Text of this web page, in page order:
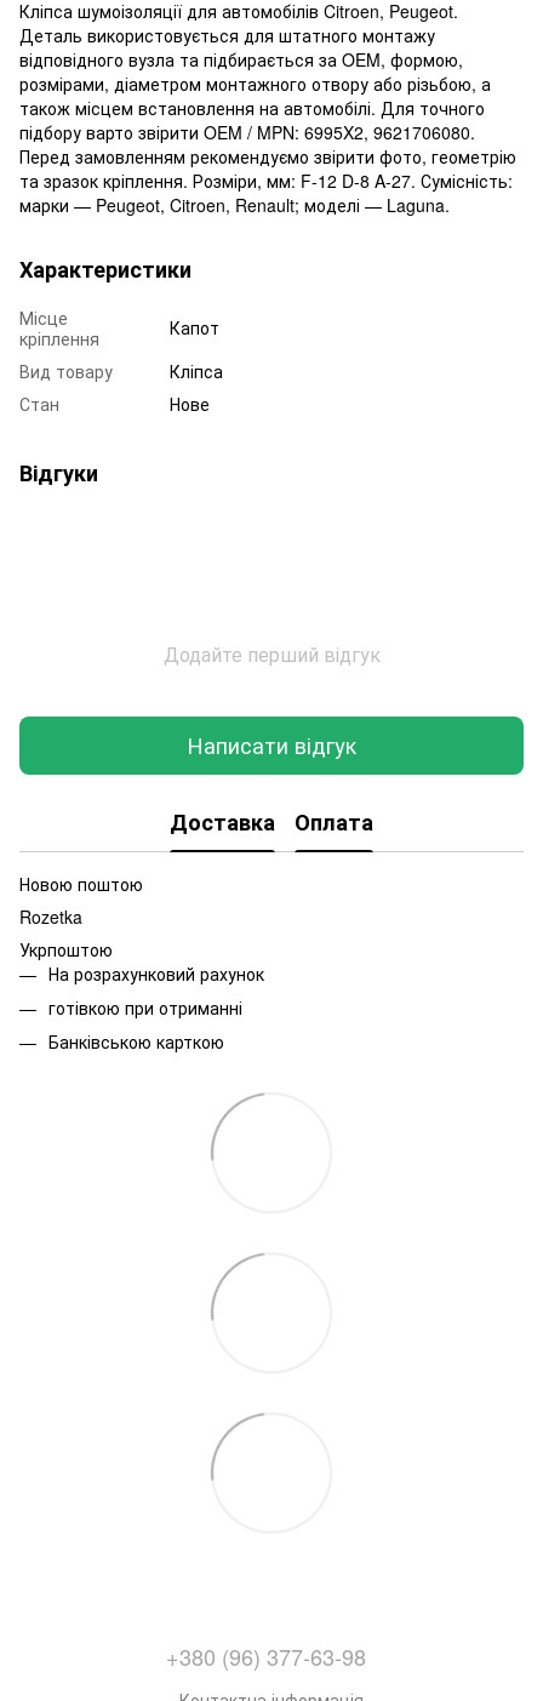
Кліпса шумоізоляції для автомобілів Citroen, Peugeot.
Деталь використовується для штатного монтажу
відповідного вузла та підбирається за OEM, формою,
розмірами, діаметром монтажного отвору або різьбою, а
також місцем встановлення на автомобілі. Для точного
підбору варто звірити OEM / MPN: 6995X2, 9621706080.
Перед замовленням рекомендуємо звірити фото, геометрію
та зразок кріплення. Розміри, мм: F-12 D-8 A-27. Сумісність:
марки — Peugeot, Citroen, Renault; моделі — Laguna.
Характеристики
Місце
кріплення
Капот
Вид товару
Кліпса
Стан
Нове
Відгуки
Додайте перший відгук
Написати відгук
Доставка Оплата
Новою поштою
Rozetka
Укрпоштою
На розрахунковий рахунок
готівкою при отриманні
Банківською карткою
+380 (96) 377-63-98